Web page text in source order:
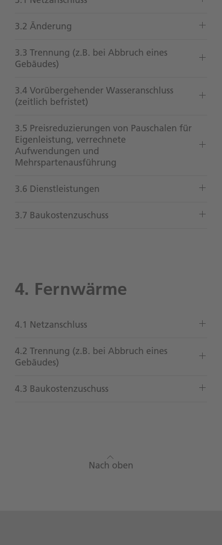
3.2 Änderung
3.3 Trennung (z.B. bei Abbruch eines
Gebäudes)
3.4 Vorübergehender Wasseranschluss
(zeitlich befristet)
3.5 Preisreduzierungen von Pauschalen für
Eigenleistung, verrechnete
Aufwendungen und
Mehrspartenausführung
3.6 Dienstleistungen
3.7 Baukostenzuschuss
4. Fernwärme
4.1 Netzanschluss
4.2 Trennung (z.B. bei Abbruch eines
Gebäudes)
4.3 Baukostenzuschuss
Nach oben